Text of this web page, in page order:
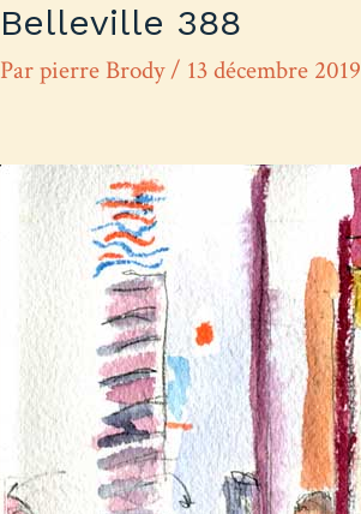
Belleville 388
Parpierre Brody/ 13 décembre 2019